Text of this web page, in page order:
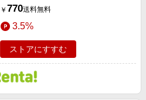
￥ 770送料無料
3.5%
ストアにすすむ